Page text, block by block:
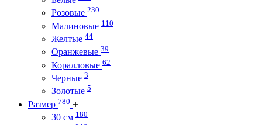
Розовые 230
Малиновые 110
Желтые 44
Оранжевые 39
Коралловые 62
Черные 3
Золотые 5
Размер 780
30 см 180